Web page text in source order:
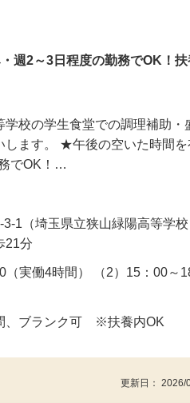
週2～3日程度の勤務でOK！
学校の学生食堂での調理補助
します。 ★午後の空いた時間
でOK！…
3-1（埼玉県立狭山緑陽高等学
21分
（実働4時間） （2）15：00～